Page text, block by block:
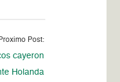
Proximo Post:
cayeron
Holanda